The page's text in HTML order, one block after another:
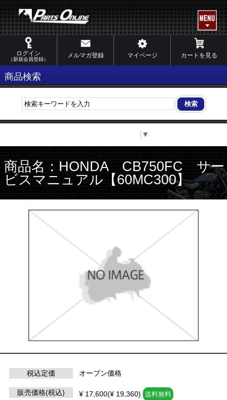
ログイン
（新規会員登録）
メルマガ登録 マイページ カートを見る
商品検索
▼
商品名：HONDA CB750FC サー
ビスマニュアル【60MC300】
税込定価 オープン価格
販売価格(税込) ¥ 17,600(¥ 19,360) 送料無料